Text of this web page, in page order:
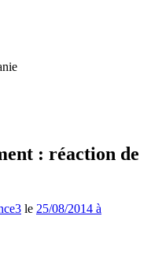
: réaction de
le 25/08/2014 à